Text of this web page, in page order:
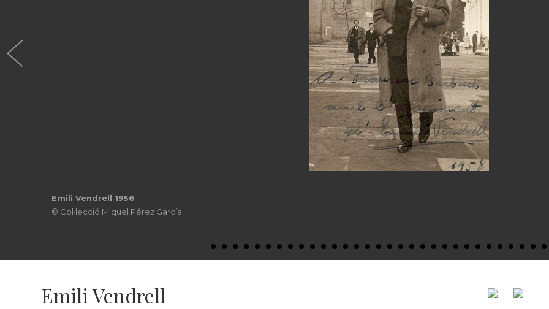
Emili Vendrell 1956
© Col·lecció Miquel Pérez García
Emili Vendrell